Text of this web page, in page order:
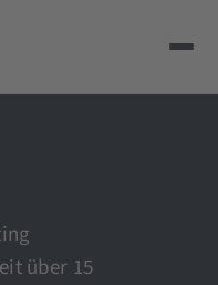
über 15